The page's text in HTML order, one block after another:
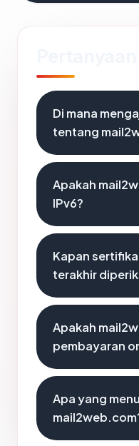
Di mana
tentang
Apakah
IPv6?
Kapan
terakhir
Apakah
pembayaran
Apa yang